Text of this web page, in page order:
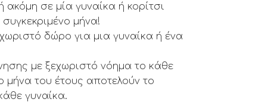
σε μία γυναίκα ή κορίτσι
συγκεκριμένο μήνα!
δώρο για μια γυναίκα ή ένα
με ξεχωριστό νόημα το κάθε
μήνα του έτους αποτελούν το
γυναίκα.